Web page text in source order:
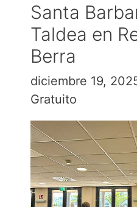
Santa
Taldea en
Berra
diciembre 19,
Gratuito